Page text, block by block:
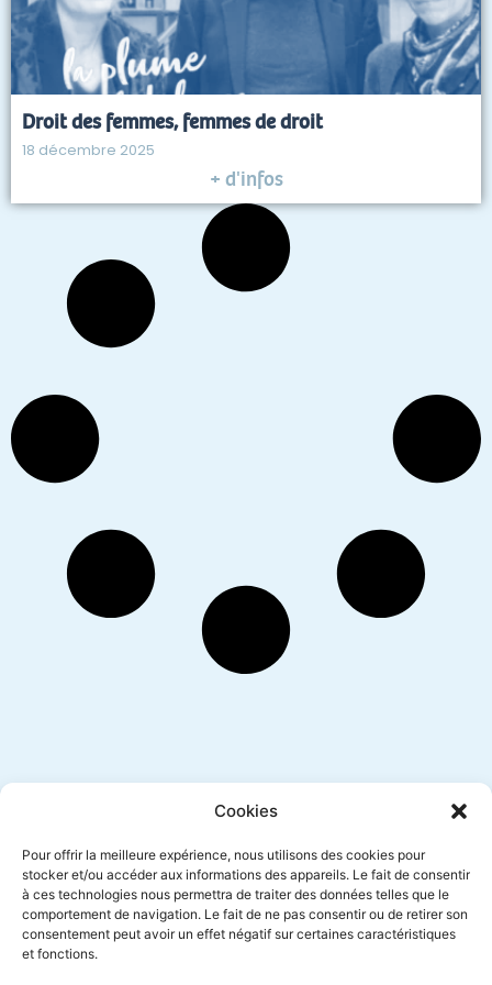
Cookies
Pour offrir la meilleure expérience, nous utilisons des cookies pour
stocker et/ou accéder aux informations des appareils. Le fait de consentir
à ces technologies nous permettra de traiter des données telles que le
comportement de navigation. Le fait de ne pas consentir ou de retirer son
consentement peut avoir un effet négatif sur certaines caractéristiques
et fonctions.
Droit des femmes, femmes de droit
18 décembre 2025
+ d'infos
Inscription newsletter
Envoyer